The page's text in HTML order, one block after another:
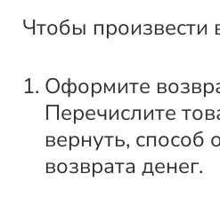
Чтобы произвести
Оформите
Перечислите
вернуть, способ
возврата денег.